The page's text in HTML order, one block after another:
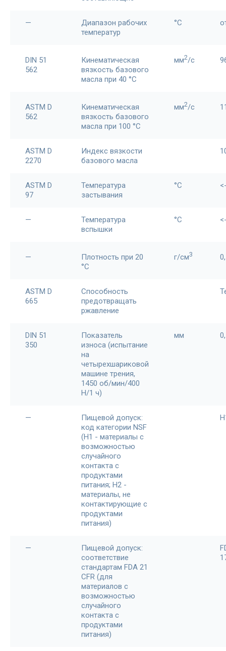
—
Диапазон рабочих
температур
°С
DIN 51
562
Кинематическая
вязкость базового
масла при 40 °С
мм2/c
ASTM D
562
Кинематическая
вязкость базового
масла при 100 °С
мм2/c
ASTM D
2270
Индекс вязкости
базового масла
ASTM D
97
Температура
застывания
°С
—
Температура
вспышки
°C
—
Плотность при 20
°С
г/см3
ASTM D
665
Способность
предотвращать
ржавление
DIN 51
350
Показатель
износа (испытание
на
четырехшариковой
машине трения,
1450 об/мин/400
Н/1 ч)
мм
—
Пищевой допуск:
код категории NSF
(H1 - материалы с
возможностью
случайного
контакта с
продуктами
питания; H2 -
материалы, не
контактирующие с
продуктами
питания)
—
Пищевой допуск:
соответствие
стандартам FDA 21
CFR (для
материалов с
возможностью
случайного
контакта с
продуктами
питания)